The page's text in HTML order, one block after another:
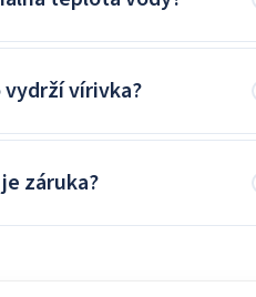
vydrží vírivka?
záruka?